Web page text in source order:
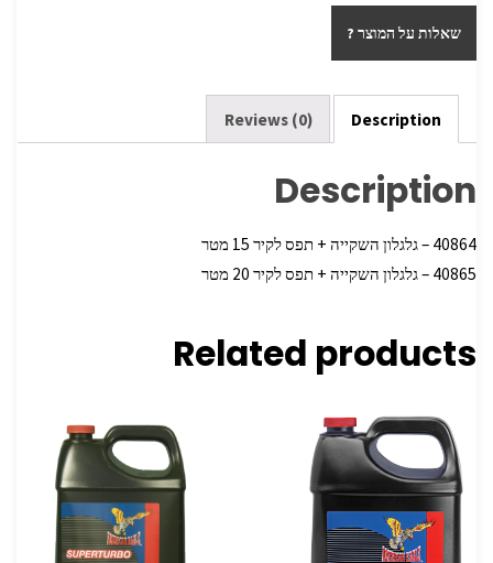
b
o
o
k
tt
er
ar
e
שאלות על המוצר ?
Description
Reviews (0)
Description
40864 – גלגלון השקייה + תפס לקיר 15 מטר
40865 – גלגלון השקייה + תפס לקיר 20 מטר
Related products